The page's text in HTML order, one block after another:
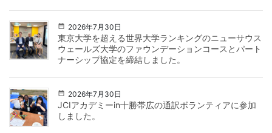
2026年7月30日
東京大学を超える世界大学ランキングのニューサウス
ウェールズ大学のファウンデーションコースとパート
ナーシップ協定を締結しました。
2026年7月30日
JCIアカデミーin十勝帯広の通訳ボランティアに参加
しました。